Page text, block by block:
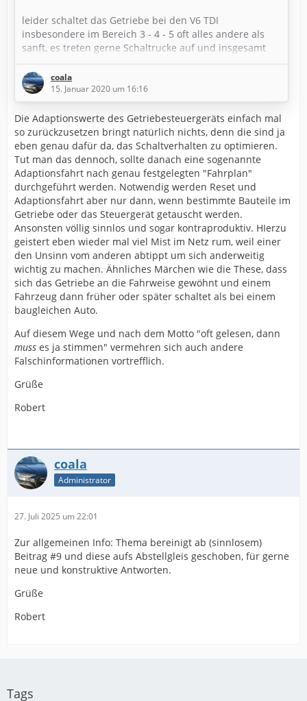
leider schaltet das Getriebe bei den V6 TDI
insbesondere im Bereich 3 - 4 - 5 oft alles andere als
sanft, es treten gerne Schaltrucke auf und insgesamt
hängt das Getriebe oft recht zäh in den Gängen.
Hierfür ist nun eine Servicemaßnahme verfügbar, in
Form von Updates für Motor- und Getriebesteuergerät.
Beide Steuergeräte werden dabei mit einer neuen
Software programmiert, welche die Abstimmung
insgesamt verbessert. Ich deute mal vorsichtig an, dass
die Maßnahme aus den…
coala
15. Januar 2020 um 16:16
Die Adaptionswerte des Getriebesteuergeräts einfach mal
so zurückzusetzen bringt natürlich nichts, denn die sind ja
eben genau dafür da, das Schaltverhalten zu optimieren.
Tut man das dennoch, sollte danach eine sogenannte
Adaptionsfahrt nach genau festgelegten "Fahrplan"
durchgeführt werden. Notwendig werden Reset und
Adaptionsfahrt aber nur dann, wenn bestimmte Bauteile im
Getriebe oder das Steuergerät getauscht werden.
Ansonsten völlig sinnlos und sogar kontraproduktiv. HIerzu
geistert eben wieder mal viel Mist im Netz rum, weil einer
den Unsinn vom anderen abtippt um sich anderweitig
wichtig zu machen. Ähnliches Märchen wie die These, dass
sich das Getriebe an die Fahrweise gewöhnt und einem
Fahrzeug dann früher oder später schaltet als bei einem
baugleichen Auto.
Auf diesem Wege und nach dem Motto "oft gelesen, dann
muss es ja stimmen" vermehren sich auch andere
Falschinformationen vortrefflich.
Grüße
Robert
coala
Administrator
27. Juli 2025 um 22:01
Zur allgemeinen Info: Thema bereinigt ab (sinnlosem)
Beitrag #9 und diese aufs Abstellgleis geschoben, für gerne
neue und konstruktive Antworten.
Grüße
Robert
Tags